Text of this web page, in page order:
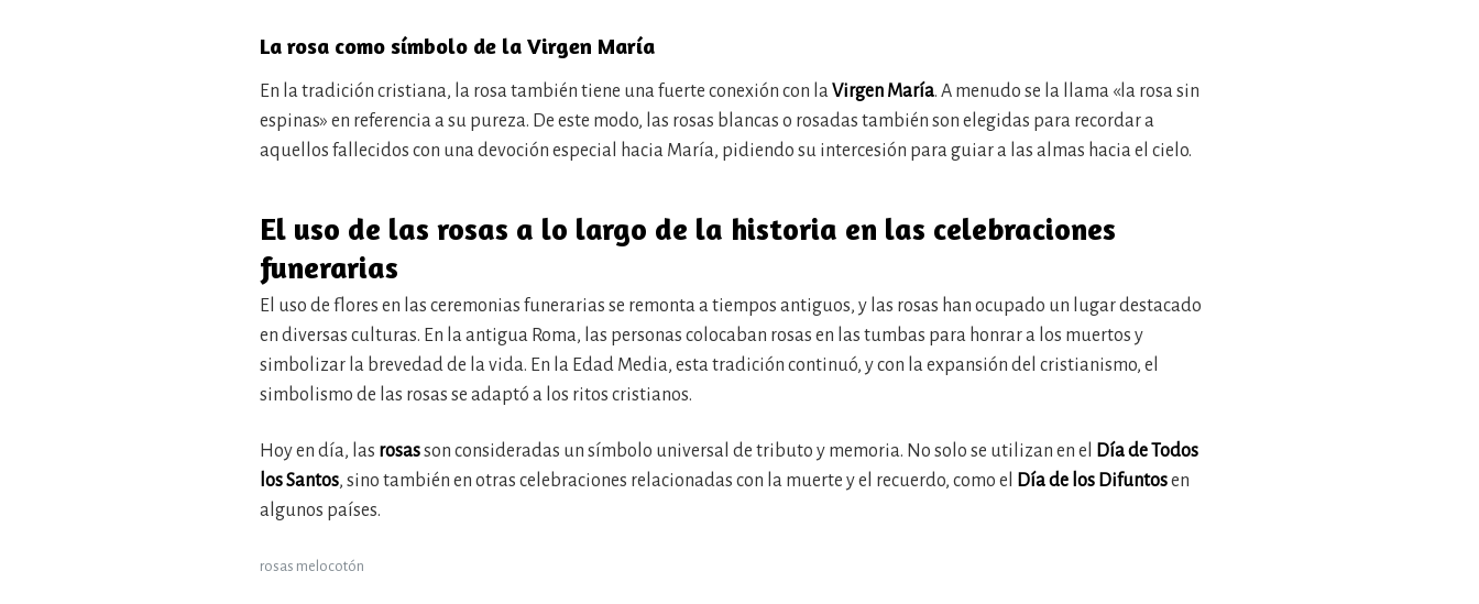
La rosa como símbolo de la Virgen María
En la tradición cristiana, la rosa también tiene una fuerte conexión con laVirgen María. A menudo se la llama «la rosa sin
espinas» en referencia a su pureza. De este modo, las rosas blancas o rosadas también son elegidas para recordar a
aquellos fallecidos con una devoción especial hacia María, pidiendo su intercesión para guiar a las almas hacia el cielo.
El uso de las rosas a lo largo de la historia en las celebraciones
funerarias
El uso de flores en las ceremonias funerarias se remonta a tiempos antiguos, y las rosas han ocupado un lugar destacado
en diversas culturas. En la antigua Roma, las personas colocaban rosas en las tumbas para honrar a los muertos y
simbolizar la brevedad de la vida. En la Edad Media, esta tradición continuó, y con la expansión del cristianismo, el
simbolismo de las rosas se adaptó a los ritos cristianos.
Hoy en día, las rosasson consideradas un símbolo universal de tributo y memoria. No solo se utilizan en el
Día de Todos
los Santos, sino también en otras celebraciones relacionadas con la muerte y el recuerdo, como el Día de los Difuntosen
algunos países.
rosas melocotón